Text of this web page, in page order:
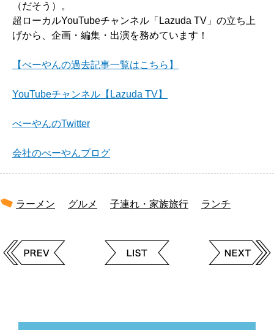
（だそう）。
超ローカルYouTubeチャンネル「Lazuda TV」の立ち上
げから、企画・編集・出演を務めています！
【べーやんの過去記事一覧はこちら】
YouTubeチャンネル【Lazuda TV】
べーやんのTwitter
会社のべーやんブログ
ラーメン グルメ 子連れ・家族旅行 ランチ